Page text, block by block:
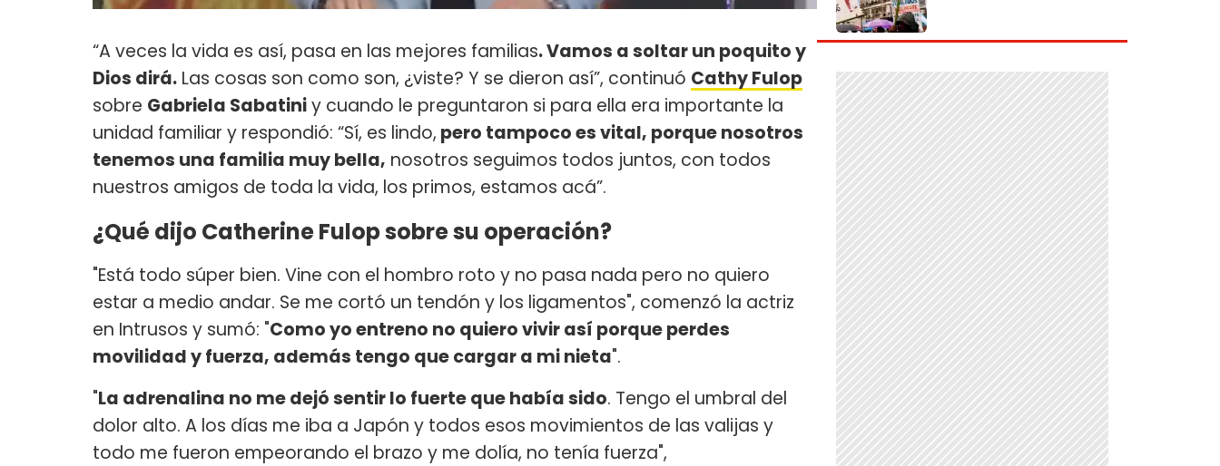
“A veces la vida es así, pasa en las mejores familias. Vamos a soltar un poquito y
Dios dirá. Las cosas son como son, ¿viste? Y se dieron así”, continuó Cathy Fulop
sobre Gabriela Sabatiniy cuando le preguntaron si para ella era importante la
unidad familiar y respondió: “Sí, es lindo, pero tampoco es vital, porque nosotros
tenemos una familia muy bella, nosotros seguimos todos juntos, con todos
nuestros amigos de toda la vida, los primos, estamos acá”.
¿Qué dijo Catherine Fulop sobre su operación?
"Está todo súper bien. Vine con el hombro roto y no pasa nada pero no quiero
estar a medio andar. Se me cortó un tendón y los ligamentos", comenzó la actriz
en Intrusos y sumó: "Como yo entreno no quiero vivir así porque perdes
movilidad y fuerza, además tengo que cargar a mi nieta".
"La adrenalina no me dejó sentir lo fuerte que había sido. Tengo el umbral del
dolor alto. A los días me iba a Japón y todos esos movimientos de las valijas y
todo me fueron empeorando el brazo y me dolía, no tenía fuerza",